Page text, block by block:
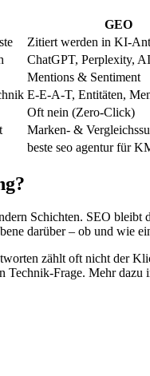
GEO
Zitiert werden in KI-
ChatGPT, Perplexity,
Mentions & Sentiment
E-E-A-T, Entitäten,
Oft nein (Zero-Click)
Marken- &
beste seo agentur für
Schichten. SEO
darüber – ob und wie
zählt oft nicht der
Technik-Frage. Mehr dazu